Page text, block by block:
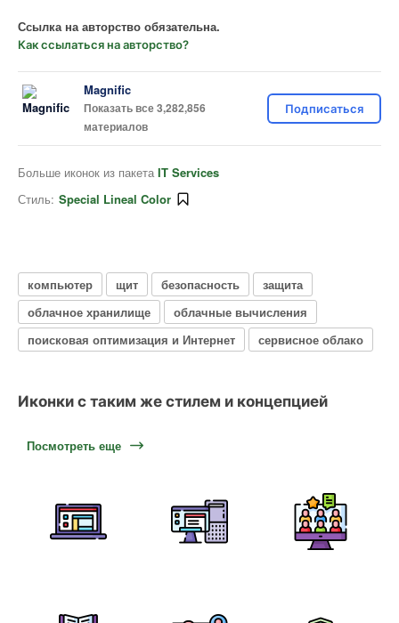
Ссылка на авторство обязательна.
Как ссылаться на авторство?
Magnific
Показать все 3,282,856
материалов
Подписаться
Больше иконок из пакета IT Services
Стиль: Special Lineal Color
компьютер щит безопасность
защита
облачное хранилище
облачные вычисления
поисковая оптимизация и Интернет
сервисное облако
Иконки с таким же стилем и концепцией
Посмотреть еще